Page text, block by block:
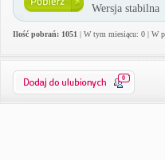
Wersja stabilna
Ilość pobrań: 1051 | W tym miesiącu: 0 | W
0